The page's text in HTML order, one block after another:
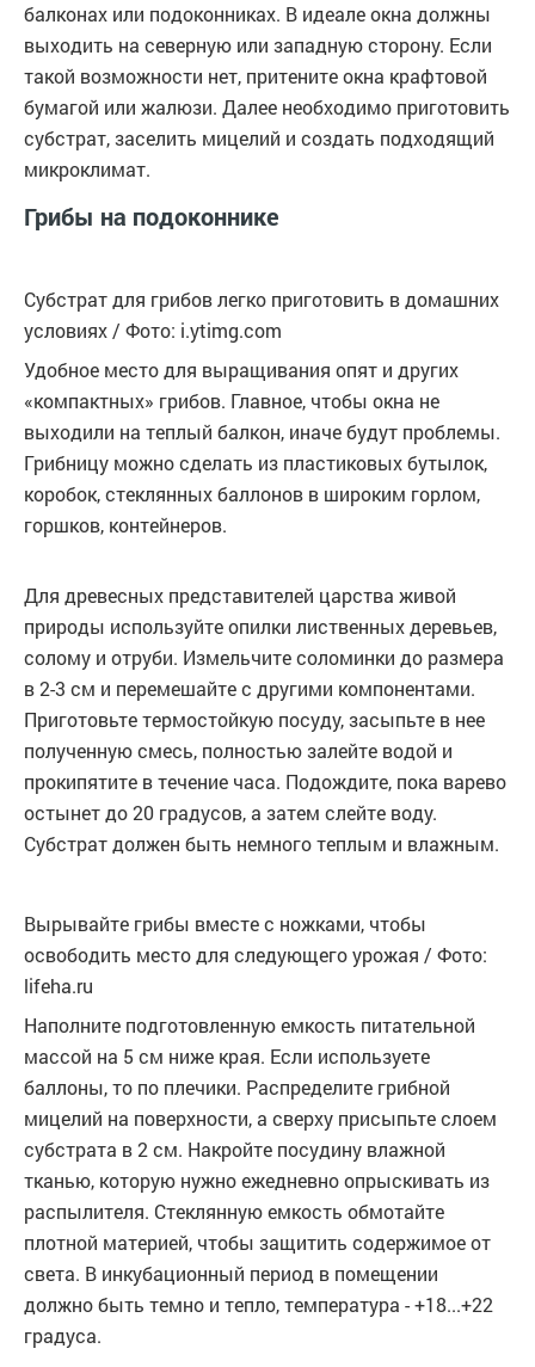
балконах или подоконниках. В идеале окна должны
выходить на северную или западную сторону. Если
такой возможности нет, притените окна крафтовой
бумагой или жалюзи. Далее необходимо приготовить
субстрат, заселить мицелий и создать подходящий
микроклимат.
Грибы на подоконнике
Субстрат для грибов легко приготовить в домашних
условиях / Фото: i.ytimg.com
Удобное место для выращивания опят и других
«компактных» грибов. Главное, чтобы окна не
выходили на теплый балкон, иначе будут проблемы.
Грибницу можно сделать из пластиковых бутылок,
коробок, стеклянных баллонов в широким горлом,
горшков, контейнеров.
Для древесных представителей царства живой
природы используйте опилки лиственных деревьев,
солому и отруби. Измельчите соломинки до размера
в 2-3 см и перемешайте с другими компонентами.
Приготовьте термостойкую посуду, засыпьте в нее
полученную смесь, полностью залейте водой и
прокипятите в течение часа. Подождите, пока варево
остынет до 20 градусов, а затем слейте воду.
Субстрат должен быть немного теплым и влажным.
Вырывайте грибы вместе с ножками, чтобы
освободить место для следующего урожая / Фото:
lifeha.ru
Наполните подготовленную емкость питательной
массой на 5 см ниже края. Если используете
баллоны, то по плечики. Распределите грибной
мицелий на поверхности, а сверху присыпьте слоем
субстрата в 2 см. Накройте посудину влажной
тканью, которую нужно ежедневно опрыскивать из
распылителя. Стеклянную емкость обмотайте
плотной материей, чтобы защитить содержимое от
света. В инкубационный период в помещении
должно быть темно и тепло, температура - +18...+22
градуса.